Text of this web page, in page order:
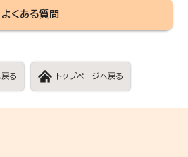
よくある質問
る トップページへ戻る